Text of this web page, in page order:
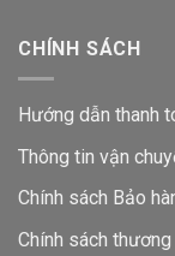
CHÍNH SÁCH
Hướng dẫn thanh
Thông tin vận
Chính sách Bảo
Chính sách